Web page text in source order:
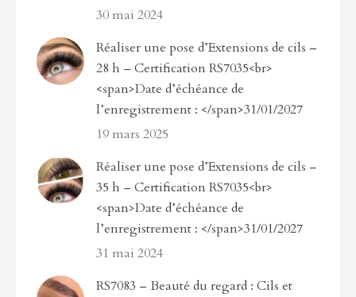
30 mai 2024
Réaliser une pose d’Extensions de cils –
28 h – Certification RS7035<br>
<span>Date d’échéance de
l’enregistrement : </span>31/01/2027
19 mars 2025
Réaliser une pose d’Extensions de cils –
35 h – Certification RS7035<br>
<span>Date d’échéance de
l’enregistrement : </span>31/01/2027
31 mai 2024
RS7083 – Beauté du regard : Cils et